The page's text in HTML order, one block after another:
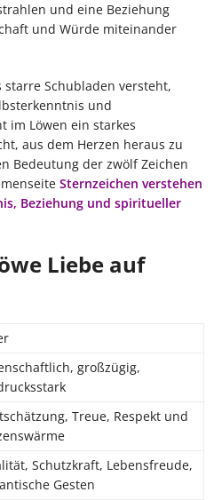
und eine Beziehung
und Würde miteinander
Schubladen versteht,
und
im Löwen ein starkes
aus dem Herzen heraus zu
Bedeutung der zwölf Zeichen
Sternzeichen verstehen
Beziehung und spiritueller
Liebe auf
großzügig,
Treue, Respekt und
Schutzkraft, Lebensfreude,
Gesten